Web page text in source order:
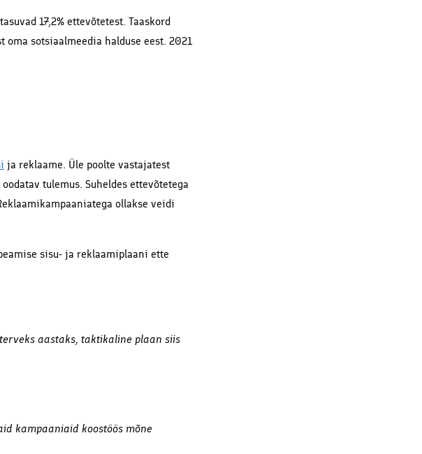
17,2% ettevõtetest. Taaskord
oma sotsiaalmeedia halduse eest. 2021
ja reklaame. Üle poolte vastajatest
tulemus. Suheldes ettevõtetega
ollakse veidi
sisu- ja reklaamiplaani ette
aastaks, taktikaline plaan siis
kampaaniaid koostöös mõne